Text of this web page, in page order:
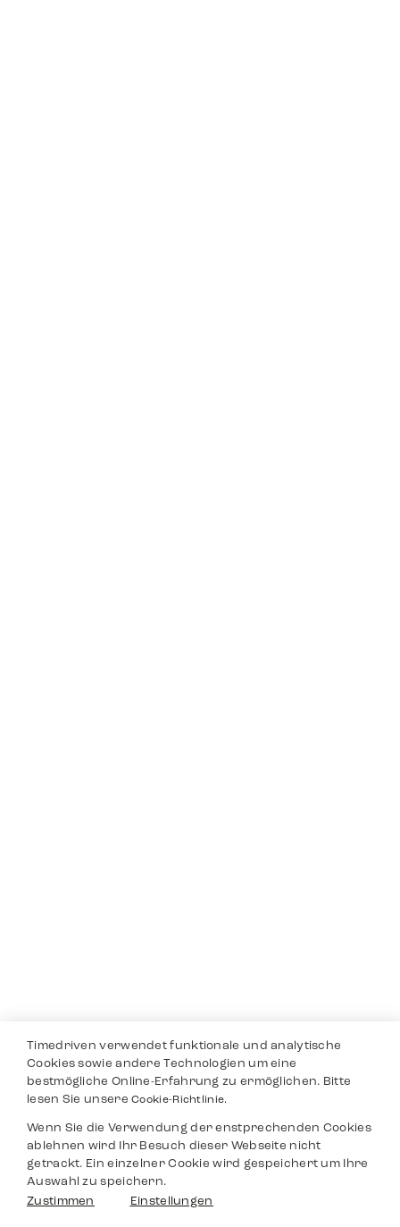
Timedriven verwendet funktionale und analytische
Cookies sowie andere Technologien um eine
bestmögliche Online-Erfahrung zu ermöglichen. Bitte
lesen Sie unsereCookie-Richtlinie.
Wenn Sie die Verwendung der enstprechenden Cookies
ablehnen wird Ihr Besuch dieser Webseite nicht
getrackt. Ein einzelner Cookie wird gespeichert um Ihre
Auswahl zu speichern.
Zustimmen
Einstellungen